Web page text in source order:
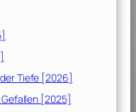
Tiefe [2026]
[2025]